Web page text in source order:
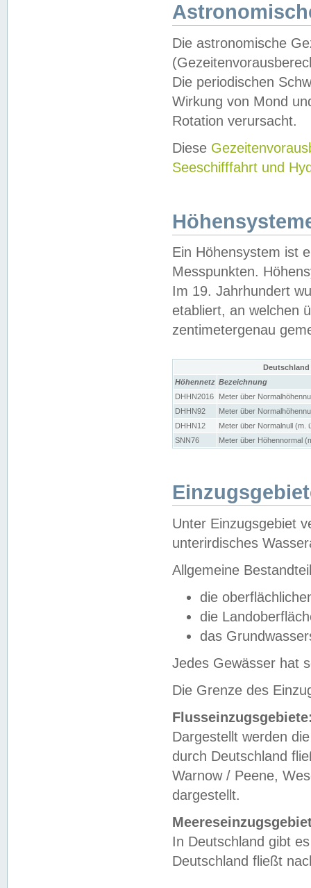
Die astronomische
Die periodischen
Wirkung von Mond
Rotation verursacht.
Diese
Seeschifffahrt und
Ein Höhensystem ist
Messpunkten.
Im 19. Jahrhundert
etabliert, an welchen
zentimetergenau
Höhennetz Bezeichnung
DHHN2016
Meter über
DHHN92
Meter über
DHHN12
Meter über Normalnull (m.
SNN76
Meter über Höhennormal
Unter Einzugsgebiet
unterirdisches
Allgemeine
die
die
das
Jedes Gewässer hat
Die Grenze des
Dargestellt werden
durch Deutschland
Warnow / Peene,
dargestellt.
In Deutschland gibt
Deutschland fließt